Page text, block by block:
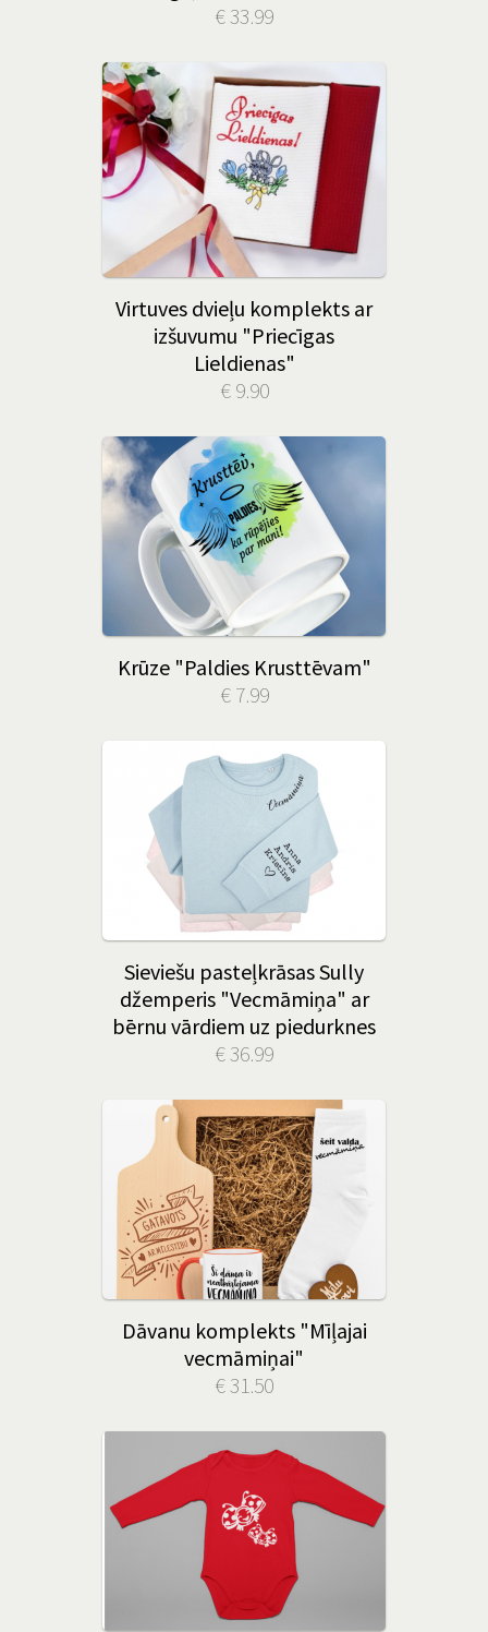
€ 33.99
Virtuves dvieļu komplekts ar
izšuvumu "Priecīgas
Lieldienas"
€ 9.90
Krūze "Paldies Krusttēvam"
€ 7.99
Sieviešu pasteļkrāsas Sully
džemperis "Vecmāmiņa" ar
bērnu vārdiem uz piedurknes
€ 36.99
Dāvanu komplekts "Mīļajai
vecmāmiņai"
€ 31.50